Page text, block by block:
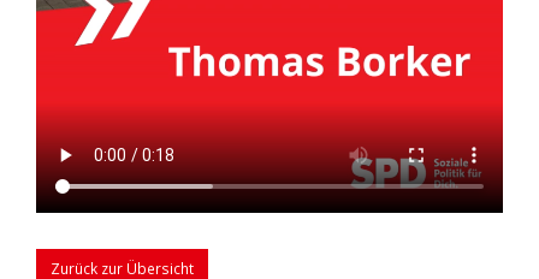
Zurück zur Übersicht